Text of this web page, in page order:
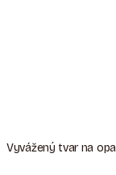
Vyvážený tvar na